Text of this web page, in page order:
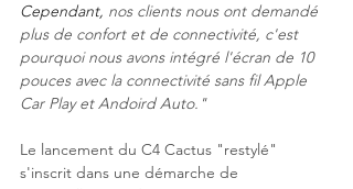
Cependant, nos clients nous ont demandé
plus de confort et de connectivité, c'est
pourquoi nous avons intégré l'écran de 10
pouces avec la connectivité sans fil Apple
Car Play et Andoird Auto."
Le lancement du C4 Cactus "restylé"
s'inscrit dans une démarche de